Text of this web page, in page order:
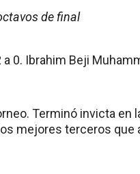
de final
0. Ibrahim Beji
Terminó invicta en
mejores terceros que